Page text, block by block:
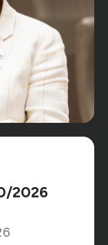
2026